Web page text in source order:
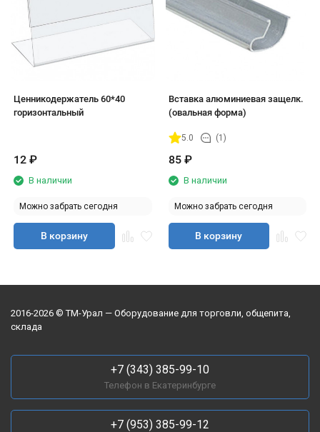
Ценникодержатель 60*40
горизонтальный
12 ₽
В наличии
Можно забрать сегодня
В корзину
Вставка алюминиевая защелк.
(овальная форма)
5.0 (1)
85 ₽
В наличии
Можно забрать сегодня
В корзину
2016-2026 © ТМ-Урал — Оборудование для торговли, общепита,
склада
+7 (343) 385-99-10
Телефон в Екатеринбурге
+7 (953) 385-99-12